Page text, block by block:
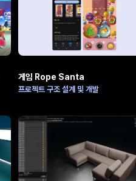
게임 Rope Santa
프로젝트 구조 설계 및 개발